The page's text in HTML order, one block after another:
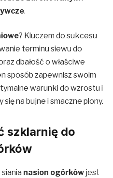
.
? Kluczem do sukcesu
terminu siewu do
dbałość o właściwe
sposób zapewnisz swoim
warunki do wzrostu i
na bujne i smaczne plony.
szklarnię do
nasion ogórków jest